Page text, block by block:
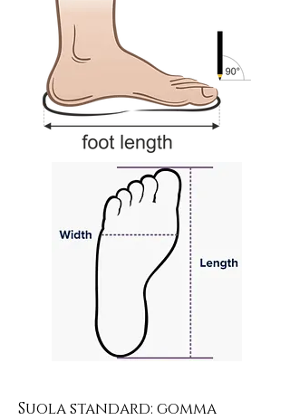
Suola standard: gomma